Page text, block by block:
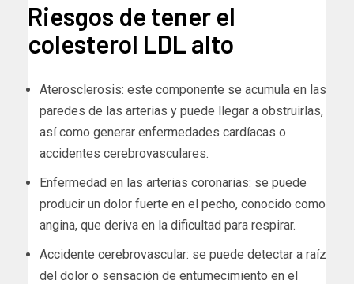
Riesgos de tener el
colesterol LDL alto
Aterosclerosis: este componente se acumula en las
paredes de las arterias y puede llegar a obstruirlas,
así como generar enfermedades cardíacas o
accidentes cerebrovasculares.
Enfermedad en las arterias coronarias: se puede
producir un dolor fuerte en el pecho, conocido como
angina, que deriva en la dificultad para respirar.
Accidente cerebrovascular: se puede detectar a raíz
del dolor o sensación de entumecimiento en el